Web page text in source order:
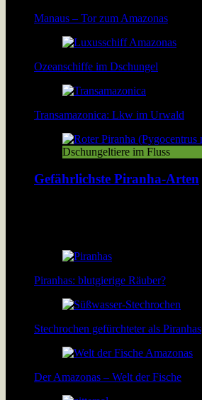
Manaus – Tor zum Amazonas
Ozeanschiffe im Dschungel
Transamazonica: Lkw im Urwald
Dschungeltiere im Fluss
Gefährlichste Piranha-Arten
Piranhas: blutgierige Räuber?
Stechrochen gefürchteter als Piranhas
Der Amazonas – Welt der Fische